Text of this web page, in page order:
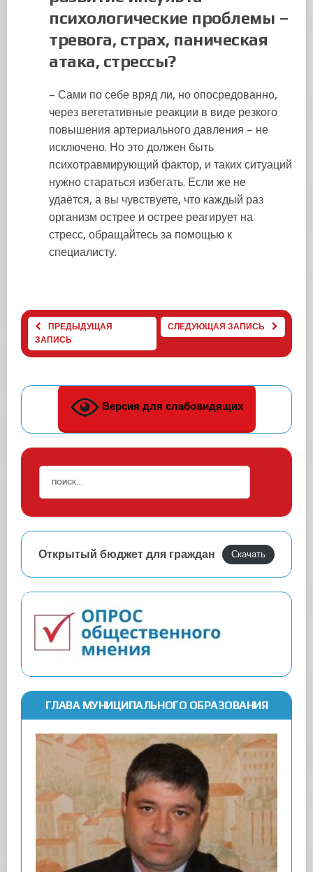
психологические проблемы –
тревога, страх, паническая
атака, стрессы?
– Сами по себе вряд ли, но опосредованно,
через вегетативные реакции в виде резкого
повышения артериального давления – не
исключено. Но это должен быть
психотравмирующий фактор, и таких ситуаций
нужно стараться избегать. Если же не
удаётся, а вы чувствуете, что каждый раз
организм острее и острее реагирует на
стресс, обращайтесь за помощью к
специалисту.
ПРЕДЫДУЩАЯ
ЗАПИСЬ
СЛЕДУЮЩАЯ ЗАПИСЬ
Версия для слабовидящих
Открытый бюджет для граждан Скачать
ГЛАВА МУНИЦИПАЛЬНОГО ОБРАЗОВАНИЯ